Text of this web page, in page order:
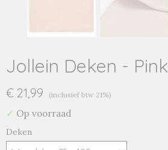
Jollein Deken - Pink
€ 21,99 (inclusief btw 21%)
✓ Op voorraad
Deken